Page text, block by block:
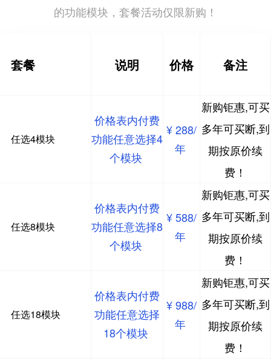
的功能模块，套餐活动仅限新购！
套餐 说明 价格 备注
任选4模块
价格表内付费
功能任意选择4
个模块
¥ 288/
年
新购钜惠,可买
多年可买断,到
期按原价续
费！
任选8模块
价格表内付费
功能任意选择8
个模块
¥ 588/
年
新购钜惠,可买
多年可买断,到
期按原价续
费！
任选18模块
价格表内付费
功能任意选择
18个模块
¥ 988/
年
新购钜惠,可买
多年可买断,到
期按原价续
费！